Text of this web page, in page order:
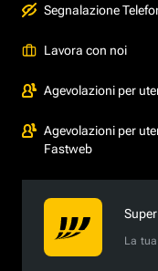
Segnalazione
Lavora con noi
Agevolazioni per
Agevolazioni per
Fastweb
La